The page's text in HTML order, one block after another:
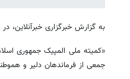
به گزارش خبرگزاری خبرآنلاین،
«کمیته ملی المپیک جمهوری
جمعی از فرماندهان دلیر و